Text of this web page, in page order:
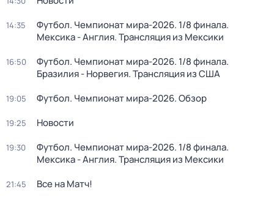
14:35
Футбол. Чемпионат мира-2026. 1/8 финала.
Мексика - Англия. Трансляция из Мексики
16:50
Футбол. Чемпионат мира-2026. 1/8 финала.
Бразилия - Норвегия. Трансляция из США
19:05 Футбол. Чемпионат мира-2026. Обзор
19:25 Новости
19:30
Футбол. Чемпионат мира-2026. 1/8 финала.
Мексика - Англия. Трансляция из Мексики
21:45 Все на Матч!